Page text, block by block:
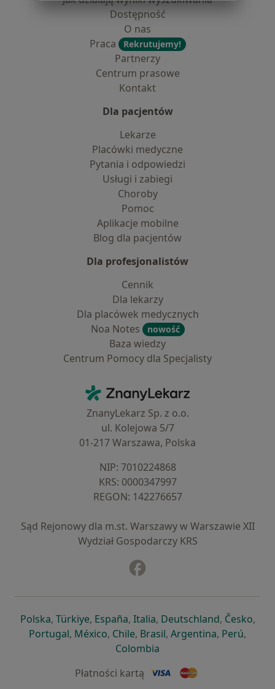
Dostępność
O nas
Praca
Rekrutujemy!
Partnerzy
Centrum prasowe
Kontakt
Dla pacjentów
Lekarze
Placówki medyczne
Pytania i odpowiedzi
Usługi i zabiegi
Choroby
Pomoc
Aplikacje mobilne
Blog dla pacjentów
Dla profesjonalistów
Cennik
Dla lekarzy
Dla placówek medycznych
Noa Notes
nowość
Baza wiedzy
Centrum Pomocy dla Specjalisty
ZnanyLekarz - Strona główna
ZnanyLekarz Sp. z o.o.
ul. Kolejowa 5/7
01-217 Warszawa, Polska
NIP: ⁠7010224868
KRS: ⁠0000347997
REGON: ⁠142276657
Sąd Rejonowy dla m.st. Warszawy w Warszawie XII
Wydział Gospodarczy KRS
Polskaotwiera się w nowej karcie
, Türkiyeotwiera się w nowej karcie
, Españaotwiera się w nowej karcie
, Italiaotwiera się w nowej
, Deutschlandotwiera się
, Česko,
Portugalotwiera się w nowej karcie
, Méxicootwiera się w nowej karcie
, Chileotwiera się w nowej karcie
, Brasilotwiera się w nowej
, Argentinaotwiera się
, Perú,
Colombia
Płatności kartą